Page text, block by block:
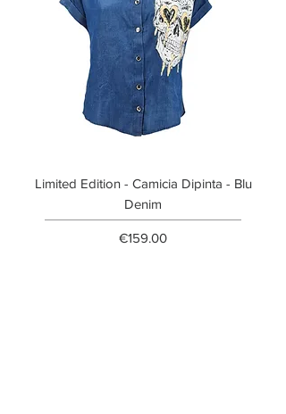
Limited Edition - Camicia Dipinta - Blu
Denim
Price
€159.00